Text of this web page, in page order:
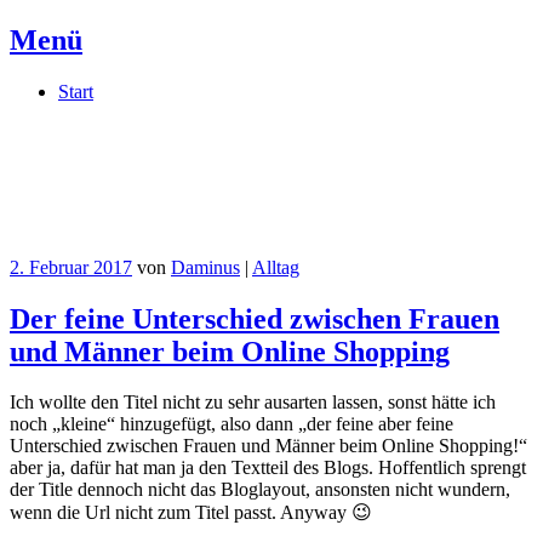
Menü
SpringeStart
2. Februar 2017 von Daminus | Alltag
Der feine Unterschied zwischen Frauen
und Männer beim Online Shopping
Ich wollte den Titel nicht zu sehr ausarten lassen, sonst hätte ich
noch „kleine“ hinzugefügt, also dann „der feine aber feine
Unterschied zwischen Frauen und Männer beim Online Shopping!“
aber ja, dafür hat man ja den Textteil des Blogs. Hoffentlich sprengt
der Title dennoch nicht das Bloglayout, ansonsten nicht wundern,
wenn die Url nicht zum Titel passt. Anyway 😉